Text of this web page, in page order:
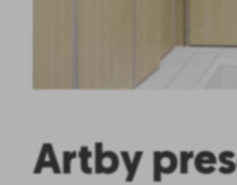
Artby